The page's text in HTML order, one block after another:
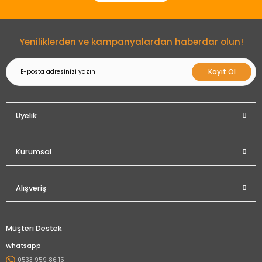
Yeniliklerden ve kampanyalardan haberdar olun!
Kayıt Ol
Üyelik
Kurumsal
Alışveriş
Müşteri Destek
Whatsapp
0533 959 86 15